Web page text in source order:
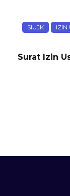
SIUJK IZIN
Surat Izin